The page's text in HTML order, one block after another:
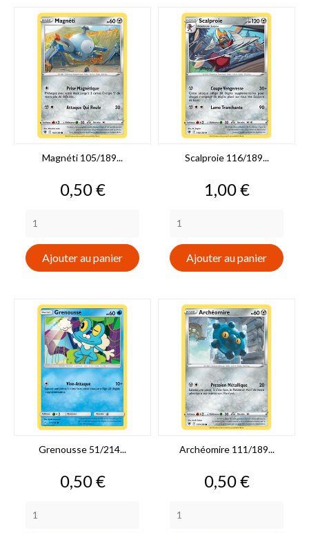
Magnéti 105/189...
Prix
0,50 €
Ajouter au panier
Scalproie 116/189...
Prix
1,00 €
Ajouter au panier
Grenousse 51/214...
Prix
0,50 €
Archéomire 111/189...
Prix
0,50 €